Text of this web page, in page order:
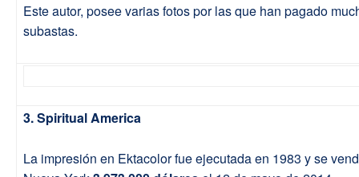
Este autor, posee varias fotos por las que han pagado
subastas.
3. Spiritual America
La impresión en Ektacolor fue ejecutada en 1983 y se